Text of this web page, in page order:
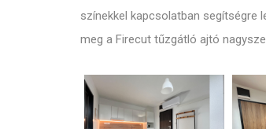
színekkel kapcsolatban segítségre
meg a Firecut tűzgátló ajtó